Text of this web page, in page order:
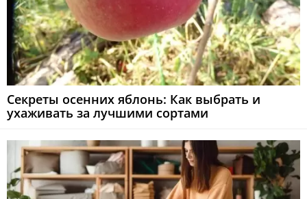
Секреты осенних яблонь: Как выбрать и
ухаживать за лучшими сортами